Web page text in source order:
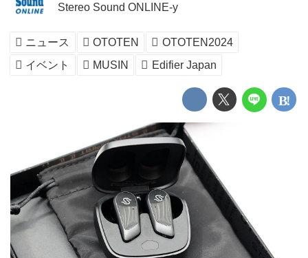
Stereo Sound ONLINE-y
ニュース OTOTEN
OTOTEN2024
イベント
MUSIN Edifier Japan